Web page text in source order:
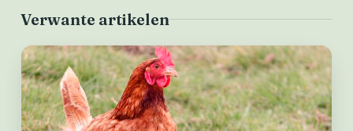
Verwante artikelen